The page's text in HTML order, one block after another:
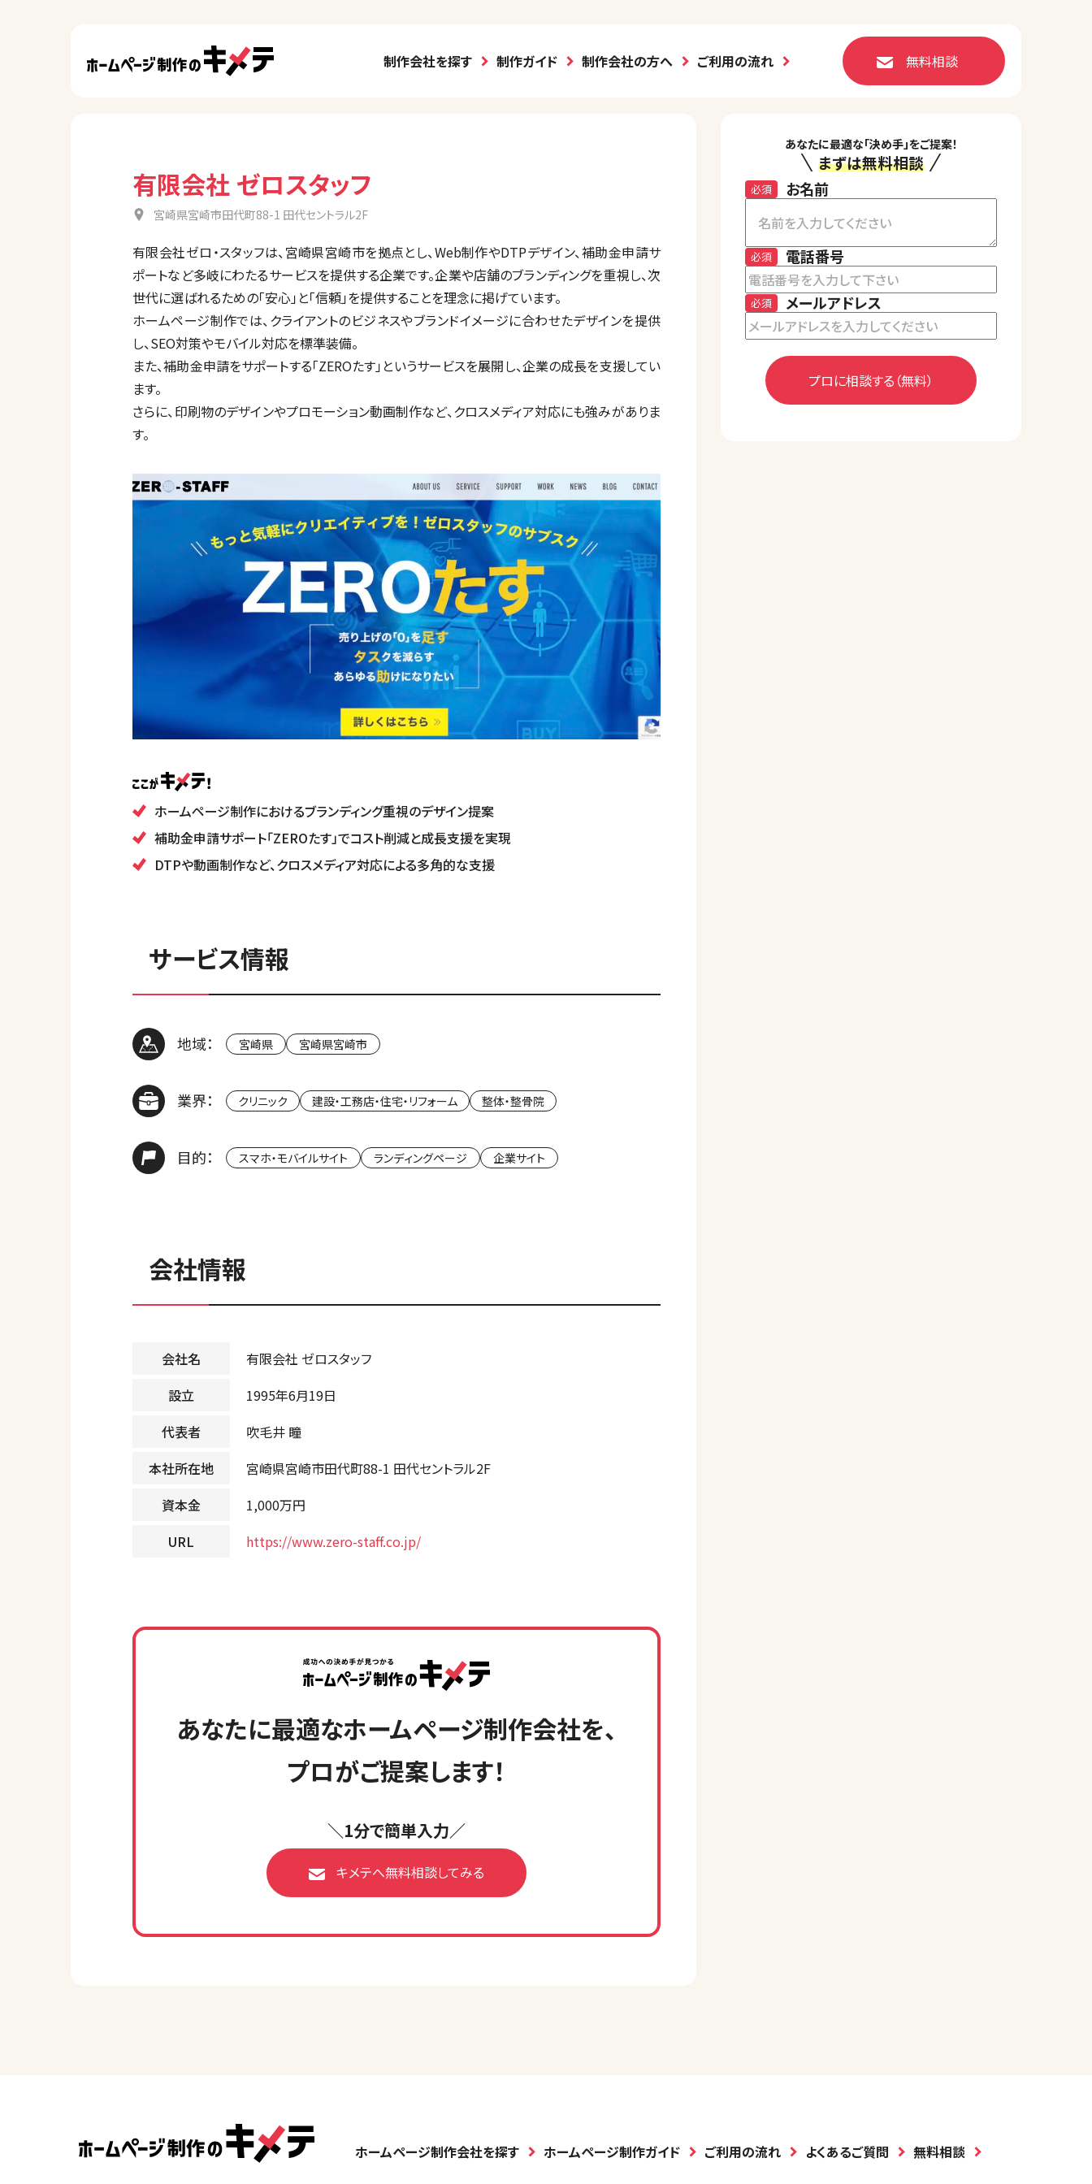
制作会社を探す 制作ガイド 制作会社の方へ ご利用の流れ 無料相談
有限会社 ゼロスタッフ
宮崎県宮崎市田代町88-1 田代セントラル2F
有限会社ゼロ・スタッフは、宮崎県宮崎市を拠点とし、Web制作やDTPデザイン、補助金申請サ
ポートなど多岐にわたるサービスを提供する企業です。企業や店舗のブランディングを重視し、次
世代に選ばれるための「安心」と「信頼」を提供することを理念に掲げています。
ホームページ制作では、クライアントのビジネスやブランドイメージに合わせたデザインを提供
し、SEO対策やモバイル対応を標準装備。
また、補助金申請をサポートする「ZEROたす」というサービスを展開し、企業の成長を支援してい
ます。
さらに、印刷物のデザインやプロモーション動画制作など、クロスメディア対応にも強みがありま
す。
ホームページ制作におけるブランディング重視のデザイン提案
補助金申請サポート「ZEROたす」でコスト削減と成長支援を実現
DTPや動画制作など、クロスメディア対応による多角的な支援
サービス情報
地域： 宮崎県 宮崎県宮崎市
業界： クリニック 建設・工務店・住宅・リフォーム 整体・整骨院
目的： スマホ・モバイルサイト ランディングページ 企業サイト
会社情報
会社名
有限会社 ゼロスタッフ
設立
1995年6月19日
代表者
吹毛井 瞳
本社所在地
宮崎県宮崎市田代町88-1 田代セントラル2F
資本金
1,000万円
URL
https://www.zero-staff.co.jp/
あなたに最適なホームページ制作会社を、
プロがご提案します！
＼1分で簡単入力／
キメテへ無料相談してみる
あなたに最適な「決め手」をご提案！
まずは無料相談
お名前
必須
電話番号
必須
メールアドレス
必須
ホームページ制作会社を探す ホームページ制作ガイド ご利用の流れ よくあるご質問 無料相談